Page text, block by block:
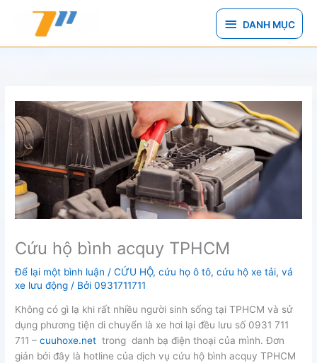
DANH
MỤC
DANH MỤC
Cứu hộ bình acquy TPHCM
Để lại một bình luận /CỨU HỘ,cứu họ ô tô,cứu hộ xe tải,vá
xe lưu động / Bởi0931711711
Không có gì lạ khi rất nhiều người sinh sống tại TPHCM và sử
dụng phương tiện di chuyển là xe hơi lại đều lưu số 0931 711
711 –cuuhoxe.net trong danh bạ điện thoại của mình. Đơn
giản bởi đây là hotline của dịch vụ cứu hộ bình acquy TPHCM